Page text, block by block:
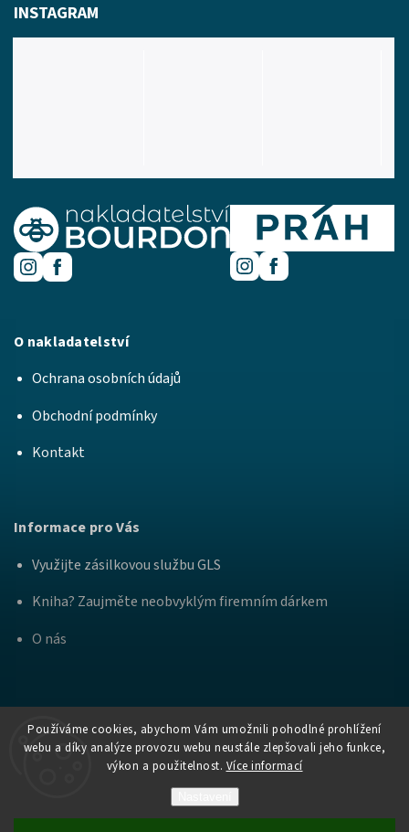
Používáme cookies, abychom Vám umožnili pohodlné prohlížení
webu a díky analýze provozu webu neustále zlepšovali jeho funkce,
výkon a použitelnost. Více informací
O nakladatelství
Ochrana osobních údajů
Obchodní podmínky
Kontakt
Informace pro Vás
Využijte zásilkovou službu GLS
Kniha? Zaujměte neobvyklým firemním dárkem
O nás
INSTAGRAM
Nakladatelství Bourdon a
Práh
. Všechna práva